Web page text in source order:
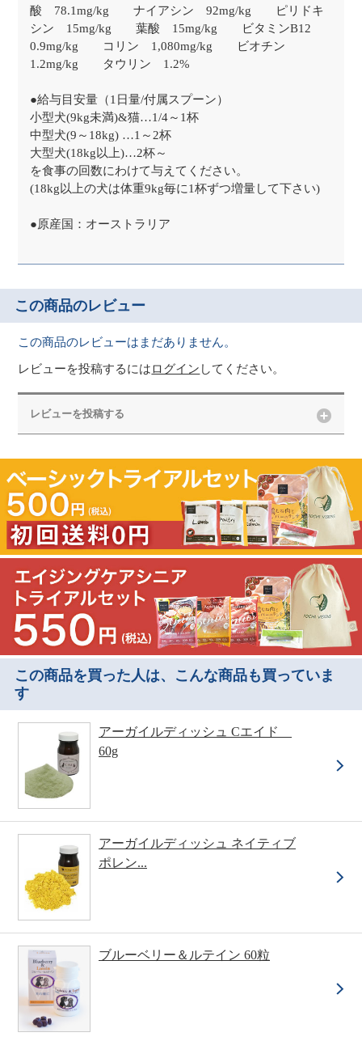
酸 78.1mg/kg ナイアシン 92mg/kg ピリドキ
シン 15mg/kg 葉酸 15mg/kg ビタミンB12
0.9mg/kg コリン 1,080mg/kg ビオチン
1.2mg/kg タウリン 1.2%
●給与目安量（1日量/付属スプーン）
小型犬(9kg未満)&猫…1/4～1杯
中型犬(9～18kg) …1～2杯
大型犬(18kg以上)…2杯～
を食事の回数にわけて与えてください。
(18kg以上の犬は体重9kg毎に1杯ずつ増量して下さい)
●原産国：オーストラリア
この商品のレビュー
この商品のレビューはまだありません。
レビューを投稿するにはログイン してください。
レビューを投稿する
この商品を買った人は、こんな商品も買っていま
す
アーガイルディッシュ Cエイド
60g
アーガイルディッシュ ネイティブ
ポレン...
ブルーベリー＆ルテイン 60粒